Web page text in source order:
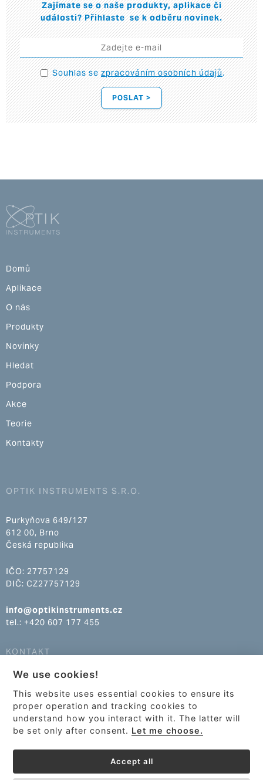
Zajímate se o naše produkty, aplikace či
události? Přihlaste se k odběru novinek.
Souhlas sezpracováním osobních údajů.
POSLAT >
Domů
Aplikace
O nás
Produkty
Novinky
Hledat
Podpora
Akce
Teorie
Kontakty
OPTIK INSTRUMENTS S.R.O.
Purkyňova 649/127
612 00, Brno
Česká republika
IČO: 27757129
DIČ: CZ27757129
info@optikinstruments.cz
tel.: +420 607 177 455
KONTAKT
info@optikinstruments.cz
tel.: +420 607 177 455
We use cookies!
This website uses essential cookies to ensure its
proper operation and tracking cookies to
understand how you interact with it. The latter will
be set only after consent. Let me choose.
Accept all